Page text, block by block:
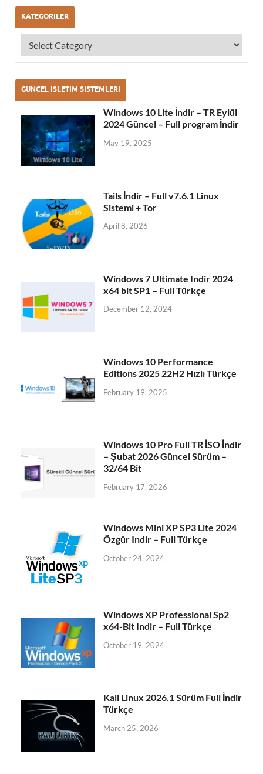
KATEGORILER
GUNCEL ISLETIM SISTEMLERI
Windows 10 Lite İndir – TR Eylül
2024 Güncel – Full program İndir
May 19, 2025
Tails İndir – Full v7.6.1 Linux
Sistemi + Tor
April 8, 2026
Windows 7 Ultimate Indir 2024
x64 bit SP1 – Full Türkçe
December 12, 2024
Windows 10 Performance
Editions 2025 22H2 Hızlı Türkçe
February 19, 2025
Windows 10 Pro Full TR İSO İndir
– Şubat 2026 Güncel Sürüm –
32/64 Bit
February 17, 2026
Windows Mini XP SP3 Lite 2024
Özgür Indir – Full Türkçe
October 24, 2024
Windows XP Professional Sp2
x64-Bit Indir – Full Türkçe
October 19, 2024
Kali Linux 2026.1 Sürüm Full İndir
Türkçe
March 25, 2026